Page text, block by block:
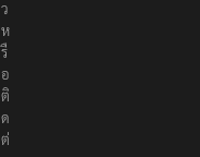
ข่
า
ว
ห
รื
อ
ติ